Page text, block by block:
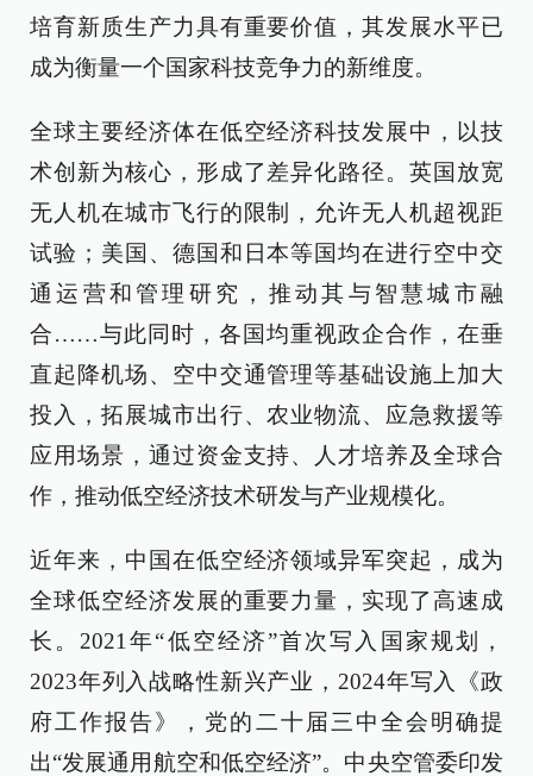
培育新质生产力具有重要价值，其发展水平已
成为衡量一个国家科技竞争力的新维度。
全球主要经济体在低空经济科技发展中，以技
术创新为核心，形成了差异化路径。英国放宽
无人机在城市飞行的限制，允许无人机超视距
试验；美国、德国和日本等国均在进行空中交
通运营和管理研究，推动其与智慧城市融
合……与此同时，各国均重视政企合作，在垂
直起降机场、空中交通管理等基础设施上加大
投入，拓展城市出行、农业物流、应急救援等
应用场景，通过资金支持、人才培养及全球合
作，推动低空经济技术研发与产业规模化。
近年来，中国在低空经济领域异军突起，成为
全球低空经济发展的重要力量，实现了高速成
长。2021年“低空经济”首次写入国家规划，
2023年列入战略性新兴产业，2024年写入《政
府工作报告》，党的二十届三中全会明确提
出“发展通用航空和低空经济”。中央空管委印发